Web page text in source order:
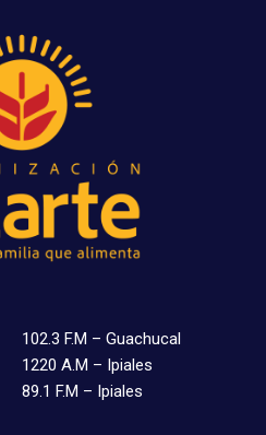
102.3 F.M – Guachucal
1220 A.M – Ipiales
89.1 F.M – Ipiales